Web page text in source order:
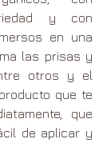
y con
en una
las prisas y
otros y el
que te
que
de aplicar y